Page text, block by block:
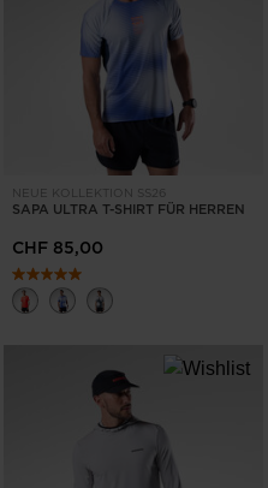
NEUE KOLLEKTION SS26
SAPA ULTRA T-SHIRT FÜR HERREN
CHF 85,00